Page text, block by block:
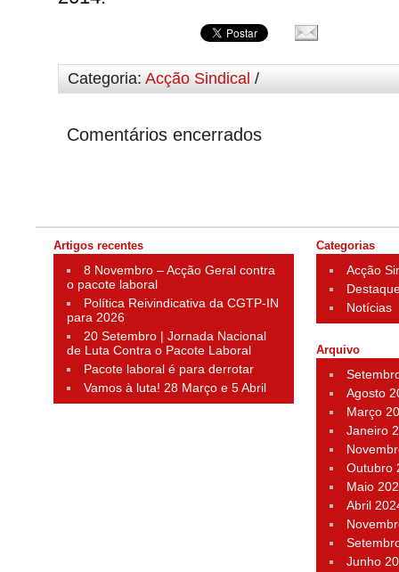
Categoria: Acção Sindical /
Comentários encerrados
Artigos recentes
8 Novembro – Acção Geral contra
o pacote laboral
Política Reivindicativa da CGTP-IN
para 2026
20 Setembro | Jornada Nacional
de Luta Contra o Pacote Laboral
Pacote laboral é para derrotar
Vamos à luta! 28 Março e 5 Abril
Categorias
Acção
Notícias
Arquivo
Agosto
Março
Janeiro
Outubro
Maio
Abril
Junho